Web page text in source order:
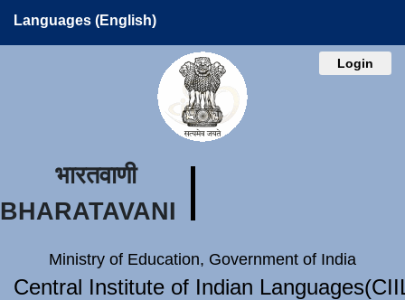
Languages (English)
Login
भारतवाणी
BHARATAVANI
Ministry of Education, Government of India
Central Institute of Indian